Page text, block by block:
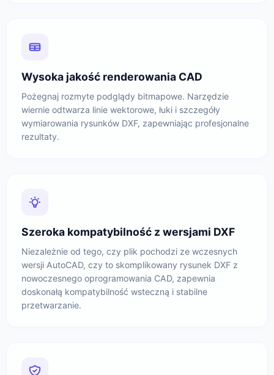
Wysoka jakość renderowania CAD
Pożegnaj rozmyte podglądy bitmapowe. Narzędzie
wiernie odtwarza linie wektorowe, łuki i szczegóły
wymiarowania rysunków DXF, zapewniając profesjonalne
rezultaty.
Szeroka kompatybilność z wersjami DXF
Niezależnie od tego, czy plik pochodzi ze wczesnych
wersji AutoCAD, czy to skomplikowany rysunek DXF z
nowoczesnego oprogramowania CAD, zapewnia
doskonałą kompatybilność wsteczną i stabilne
przetwarzanie.